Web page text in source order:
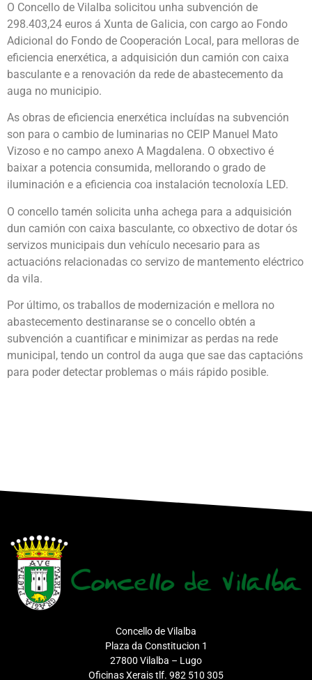
O Concello de Vilalba solicitou unha subvención de
298.403,24 euros á Xunta de Galicia, con cargo ao Fondo
Adicional do Fondo de Cooperación Local, para melloras de
eficiencia enerxética, a adquisición dun camión con caixa
basculante e a renovación da rede de abastecemento da
auga no municipio.
As obras de eficiencia enerxética incluídas na subvención
son para o cambio de luminarias no CEIP Manuel Mato
Vizoso e no campo anexo A Magdalena. O obxectivo é
baixar a potencia consumida, mellorando o grado de
iluminación e a eficiencia coa instalación tecnoloxía LED.
O concello tamén solicita unha achega para a adquisición
dun camión con caixa basculante, co obxectivo de dotar ós
servizos municipais dun vehículo necesario para as
actuacións relacionadas co servizo de mantemento eléctrico
da vila.
Por último, os traballos de modernización e mellora no
abastecemento destinaranse se o concello obtén a
subvención a cuantificar e minimizar as perdas na rede
municipal, tendo un control da auga que sae das captacións
para poder detectar problemas o máis rápido posible.
Concello de Vilalba
Plaza da Constitucion 1
27800 Vilalba – Lugo
Oficinas Xerais tlf. 982 510 305